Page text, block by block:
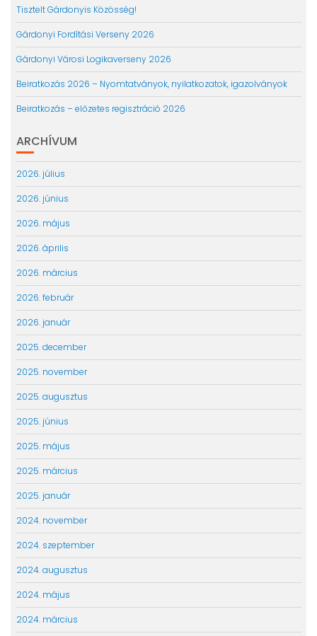
Tisztelt Gárdonyis Közösség!
Gárdonyi Fordítási Verseny 2026
Gárdonyi Városi Logikaverseny 2026
Beiratkozás 2026 – Nyomtatványok, nyilatkozatok, igazolványok
Beiratkozás – előzetes regisztráció 2026
ARCHÍVUM
2026. július
2026. június
2026. május
2026. április
2026. március
2026. február
2026. január
2025. december
2025. november
2025. augusztus
2025. június
2025. május
2025. március
2025. január
2024. november
2024. szeptember
2024. augusztus
2024. május
2024. március